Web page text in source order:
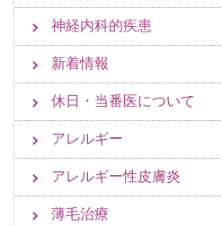
神経内科的疾患
新着情報
休日・当番医について
アレルギー
アレルギー性皮膚炎
薄毛治療